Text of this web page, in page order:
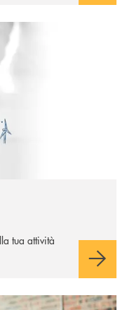
tua attività